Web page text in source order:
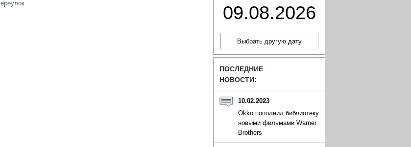
09.08.2026
ПОСЛЕДНИЕ
НОВОСТИ:
10.02.2023
Okko пополнил библиотеку
новыми фильмами Warner
Brothers